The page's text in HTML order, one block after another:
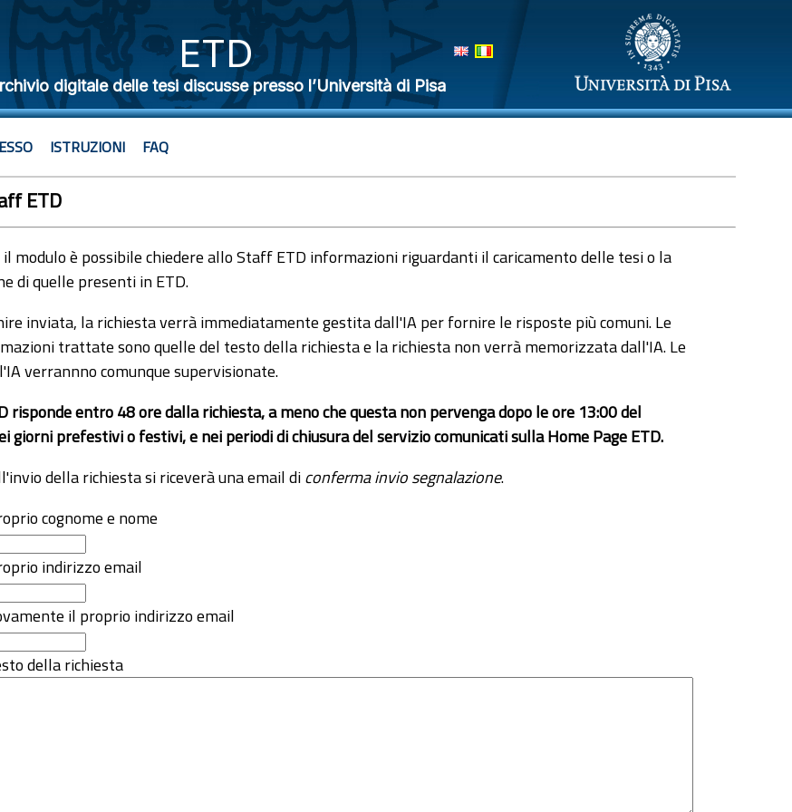
ETD
digitale delle tesi discusse presso l’Università di Pisa
ISTRUZIONI FAQ
ETD
modulo è possibile chiedere allo Staff ETD informazioni riguardanti il caricamento delle tesi o la
di quelle presenti in ETD.
inviata, la richiesta verrà immediatamente gestita dall'IA per fornire le risposte più comuni. Le
trattate sono quelle del testo della richiesta e la richiesta non verrà memorizzata dall'IA. Le
verrannno comunque supervisionate.
risponde entro 48 ore dalla richiesta, a meno che questa non pervenga dopo le ore 13:00 del
giorni prefestivi o festivi, e nei periodi di chiusura del servizio comunicati sulla Home Page ETD.
della richiesta si riceverà una email diconferma invio segnalazione.
cognome e nome
indirizzo email
il proprio indirizzo email
della richiesta